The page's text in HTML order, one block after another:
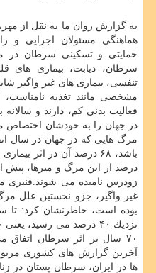
به گزارش روان ما به نقل از
هماهنگی مسئولان اجرایی و
حمایتی و تسكینی سرطان در
سرطان، دیابت، بیماری های
تنفسی، بیماری های غیر واگیر
مشخصی مانند تغذیه
فعالیت بدنی كم، دارند و
در جهان را به خودشان اختصاص
زودرس نامیده می شوند.قنبری
۷۰ سال بر اثر سرطان
ها در ایران، سرطان پستان در